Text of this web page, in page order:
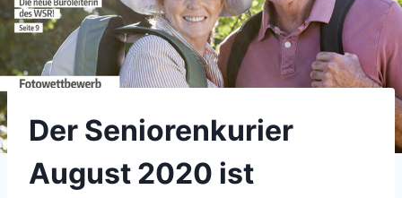
Der Seniorenkurier
August 2020 ist